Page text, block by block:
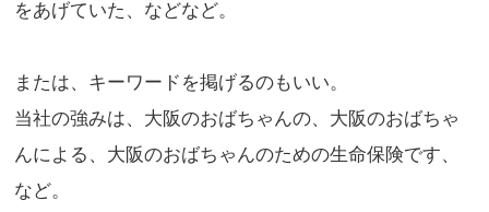
をあげていた、などなど。
または、キーワードを掲げるのもいい。
当社の強みは、大阪のおばちゃんの、大阪のおばちゃ
んによる、大阪のおばちゃんのための生命保険です、
など。